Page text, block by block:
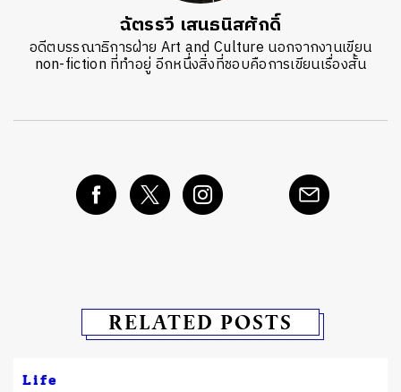
ฉัตรรวี เสนธนิสศักดิ์
อดีตบรรณาธิการฝ่าย Art and Culture นอกจากงานเขียน
non-fiction ที่ทำอยู่ อีกหนึ่งสิ่งที่ชอบคือการเขียนเรื่องสั้น
RELATED POSTS
Life